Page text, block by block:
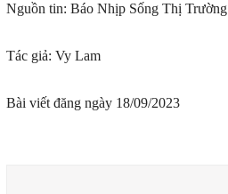
Nguồn tin: Báo Nhịp Sống Thị Trường
Tác giả: Vy Lam
Bài viết đăng ngày 18/09/2023